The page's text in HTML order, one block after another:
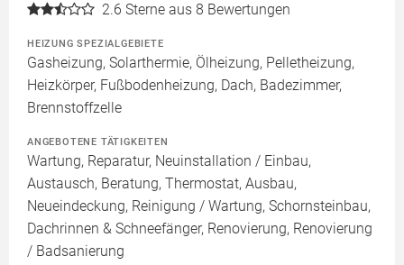
2.6 Sterne aus 8 Bewertungen
HEIZUNG SPEZIALGEBIETE
Gasheizung, Solarthermie, Ölheizung, Pelletheizung,
Heizkörper, Fußbodenheizung, Dach, Badezimmer,
Brennstoffzelle
ANGEBOTENE TÄTIGKEITEN
Wartung, Reparatur, Neuinstallation / Einbau,
Austausch, Beratung, Thermostat, Ausbau,
Neueindeckung, Reinigung / Wartung, Schornsteinbau,
Dachrinnen & Schneefänger, Renovierung, Renovierung
/ Badsanierung